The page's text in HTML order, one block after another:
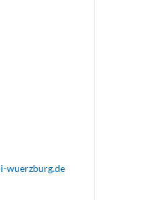
wuerzburg.de